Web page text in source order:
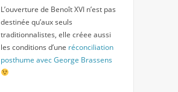
L’ouverture de Benoît XVI n’est pas
destinée qu’aux seuls
traditionnalistes, elle créee aussi
les conditions d’une réconciliation
posthume avec George Brassens